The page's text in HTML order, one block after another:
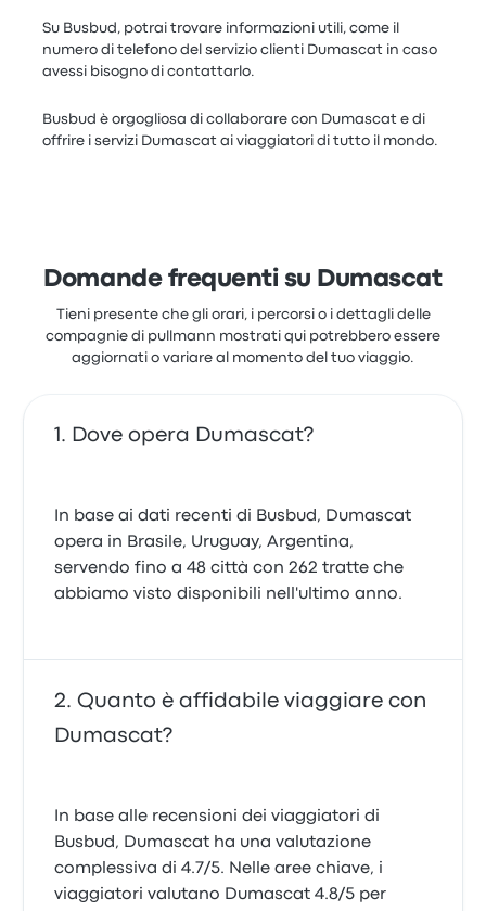
Su Busbud, potrai trovare informazioni utili, come il
numero di telefono del servizio clienti Dumascat in caso
avessi bisogno di contattarlo.
Busbud è orgogliosa di collaborare con Dumascat e di
offrire i servizi Dumascat ai viaggiatori di tutto il mondo.
Domande frequenti su Dumascat
Tieni presente che gli orari, i percorsi o i dettagli delle
compagnie di pullmann mostrati qui potrebbero essere
aggiornati o variare al momento del tuo viaggio.
Dove opera Dumascat?
In base ai dati recenti di Busbud, Dumascat
opera in Brasile, Uruguay, Argentina,
servendo fino a 48 città con 262 tratte che
abbiamo visto disponibili nell'ultimo anno.
Quanto è affidabile viaggiare con
Dumascat?
In base alle recensioni dei viaggiatori di
Busbud, Dumascat ha una valutazione
complessiva di 4.7/5. Nelle aree chiave, i
viaggiatori valutano Dumascat 4.8/5 per